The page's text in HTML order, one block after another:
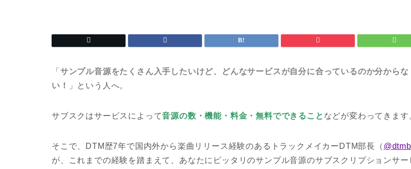
「 サンプル音源をたくさん入手したいけど、どんなサービスが自分に合っているのか分からな
い！
」という人へ。
サブスクはサービスによって音源の数・機能・料金・無料でできること などが変わってきます
そこで、DTM歴7年で国内外から楽曲リリース経験のあるトラックメイカーDTM部長（
が、これまでの経験を踏まえて、あなたにピッタリのサンプル音源のサブスクリプションサー